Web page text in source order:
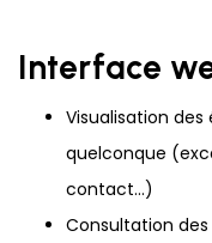
Interface
Visualisation
quelconque
contact...)
Consultation